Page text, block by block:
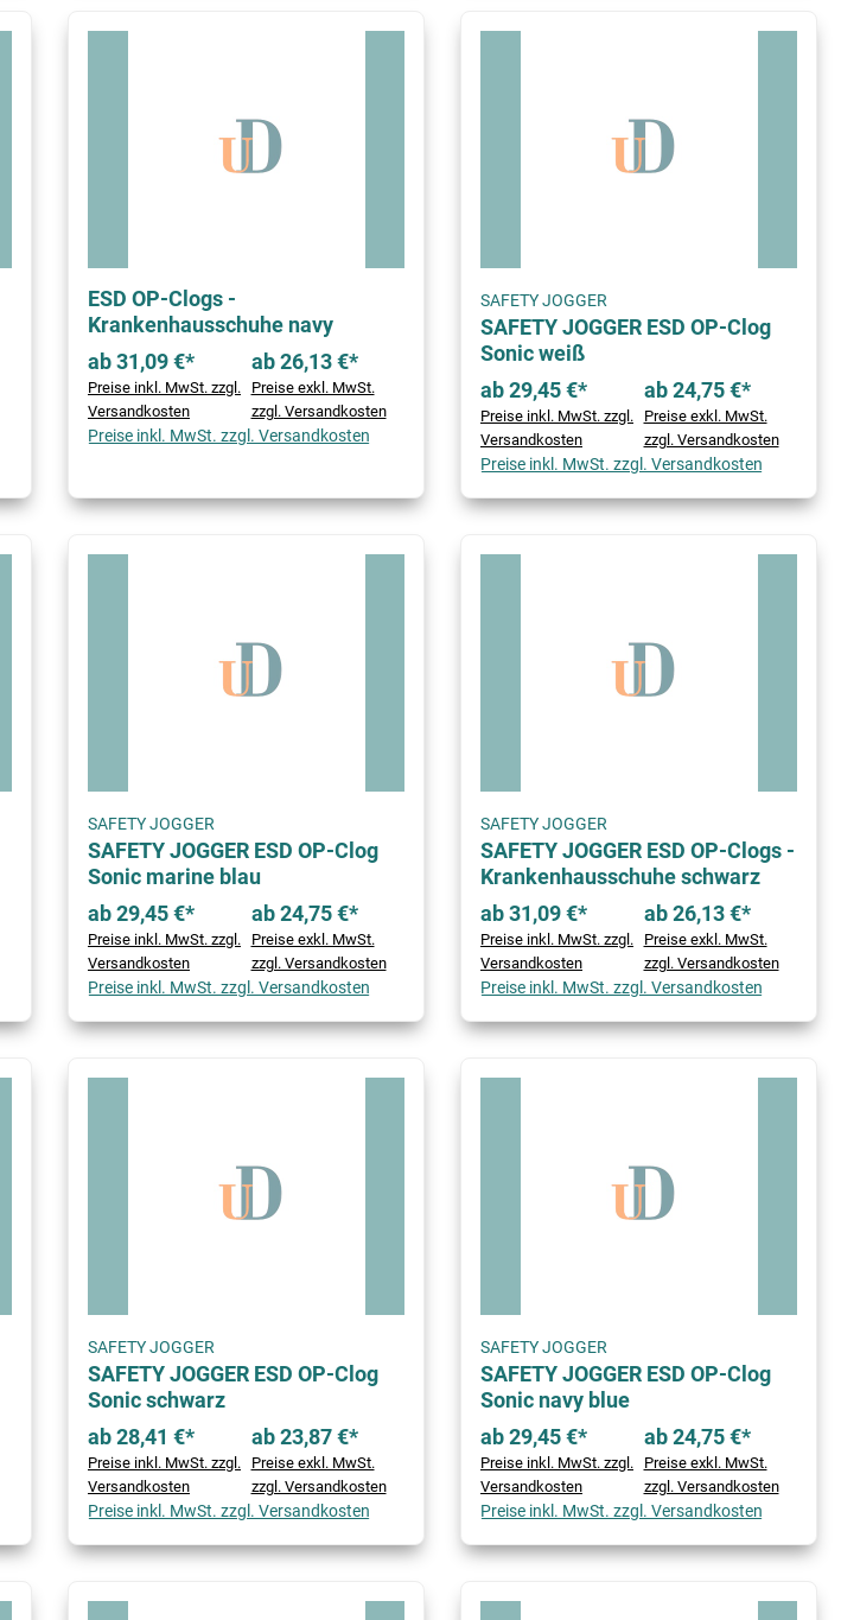
ESD OP-Clogs -
Krankenhausschuhe navy
ab 31,09 €*
Preise inkl. MwSt. zzgl.
Versandkosten
ab 26,13 €*
Preise exkl. MwSt.
zzgl. Versandkosten
Preise inkl. MwSt. zzgl. Versandkosten
SAFETY JOGGER
SAFETY JOGGER ESD OP-Clog
Sonic weiß
ab 29,45 €*
Preise inkl. MwSt. zzgl.
Versandkosten
ab 24,75 €*
Preise exkl. MwSt.
zzgl. Versandkosten
Preise inkl. MwSt. zzgl. Versandkosten
SAFETY JOGGER
SAFETY JOGGER ESD OP-Clog
Sonic marine blau
ab 29,45 €*
Preise inkl. MwSt. zzgl.
Versandkosten
ab 24,75 €*
Preise exkl. MwSt.
zzgl. Versandkosten
Preise inkl. MwSt. zzgl. Versandkosten
SAFETY JOGGER
SAFETY JOGGER ESD OP-Clogs -
Krankenhausschuhe schwarz
ab 31,09 €*
Preise inkl. MwSt. zzgl.
Versandkosten
ab 26,13 €*
Preise exkl. MwSt.
zzgl. Versandkosten
Preise inkl. MwSt. zzgl. Versandkosten
SAFETY JOGGER
SAFETY JOGGER ESD OP-Clog
Sonic schwarz
ab 28,41 €*
Preise inkl. MwSt. zzgl.
Versandkosten
ab 23,87 €*
Preise exkl. MwSt.
zzgl. Versandkosten
Preise inkl. MwSt. zzgl. Versandkosten
SAFETY JOGGER
SAFETY JOGGER ESD OP-Clog
Sonic navy blue
ab 29,45 €*
Preise inkl. MwSt. zzgl.
Versandkosten
ab 24,75 €*
Preise exkl. MwSt.
zzgl. Versandkosten
Preise inkl. MwSt. zzgl. Versandkosten